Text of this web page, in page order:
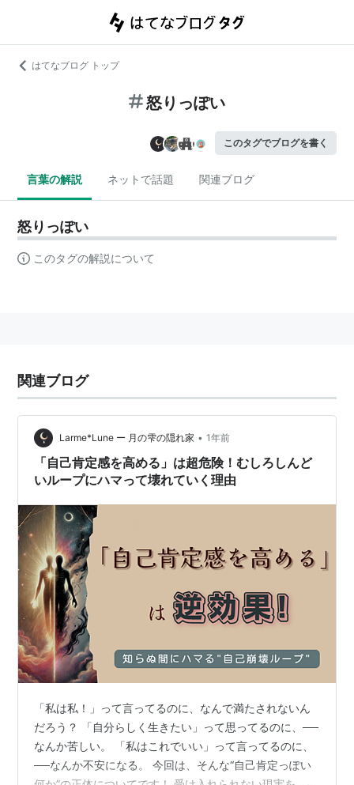
はてなブログ トップ
怒りっぽい
このタグでブログを書く
言葉の解説 ネットで話題 関連ブログ
怒りっぽい
このタグの解説について
関連ブログ
Larme*Lune ー 月の雫の隠れ家 • 1年前
「自己肯定感を高める」は超危険！むしろしんど
いループにハマって壊れていく理由
「私は私！」って言ってるのに、なんで満たされないん
だろう？ 「自分らしく生きたい」って思ってるのに、──
なんか苦しい。 「私はこれでいい」って言ってるのに、
──なんか不安になる。 今回は、そんな“自己肯定っぽい